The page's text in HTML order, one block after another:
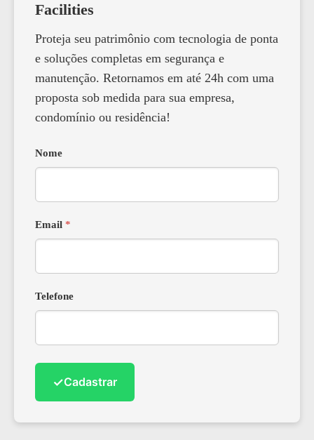
Facilities
Proteja seu patrimônio com tecnologia de ponta
e soluções completas em segurança e
manutenção. Retornamos em até 24h com uma
proposta sob medida para sua empresa,
condomínio ou residência!
Nome
Email *
Telefone
✓Cadastrar